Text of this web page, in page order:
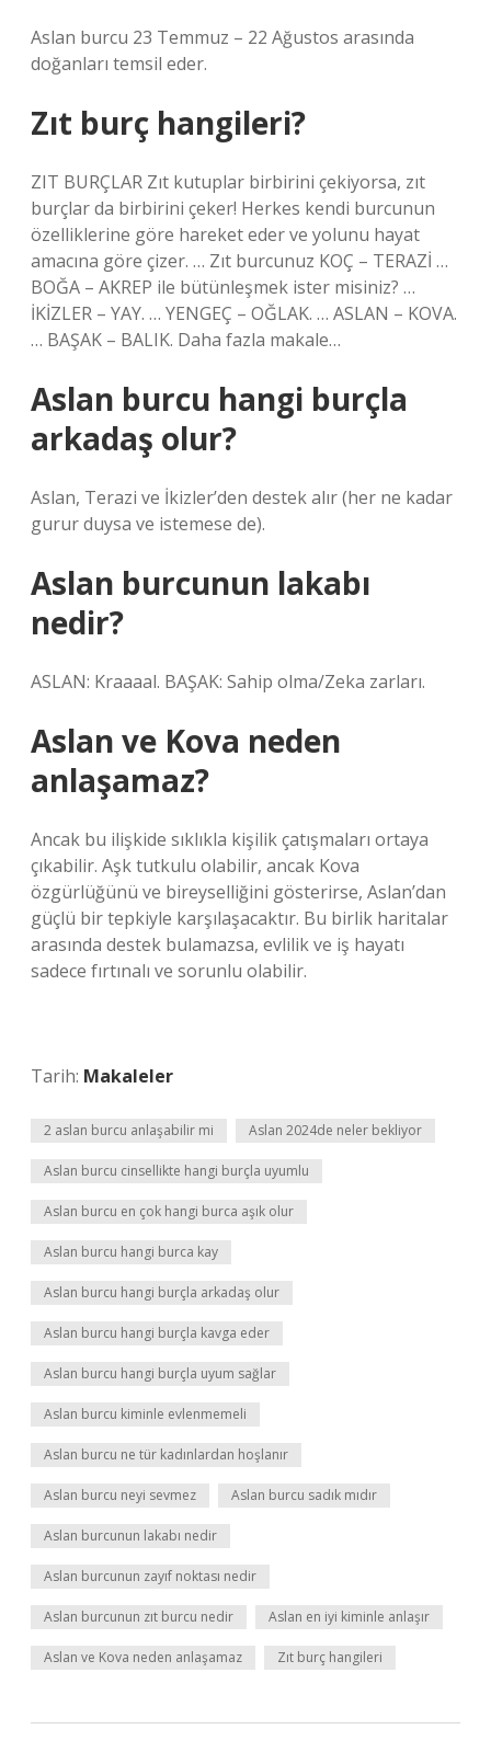
Aslan burcu 23 Temmuz – 22 Ağustos arasında
doğanları temsil eder.
Zıt burç hangileri?
ZIT BURÇLAR Zıt kutuplar birbirini çekiyorsa, zıt
burçlar da birbirini çeker! Herkes kendi burcunun
özelliklerine göre hareket eder ve yolunu hayat
amacına göre çizer. … Zıt burcunuz KOÇ – TERAZİ …
BOĞA – AKREP ile bütünleşmek ister misiniz? …
İKİZLER – YAY. … YENGEÇ – OĞLAK. … ASLAN – KOVA.
… BAŞAK – BALIK. Daha fazla makale…
Aslan burcu hangi burçla
arkadaş olur?
Aslan, Terazi ve İkizler’den destek alır (her ne kadar
gurur duysa ve istemese de).
Aslan burcunun lakabı
nedir?
ASLAN: Kraaaal. BAŞAK: Sahip olma/Zeka zarları.
Aslan ve Kova neden
anlaşamaz?
Ancak bu ilişkide sıklıkla kişilik çatışmaları ortaya
çıkabilir. Aşk tutkulu olabilir, ancak Kova
özgürlüğünü ve bireyselliğini gösterirse, Aslan’dan
güçlü bir tepkiyle karşılaşacaktır. Bu birlik haritalar
arasında destek bulamazsa, evlilik ve iş hayatı
sadece fırtınalı ve sorunlu olabilir.
Tarih: Makaleler
2 aslan burcu anlaşabilir mi Aslan 2024de neler bekliyor
Aslan burcu cinsellikte hangi burçla uyumlu
Aslan burcu en çok hangi burca aşık olur
Aslan burcu hangi burca kay
Aslan burcu hangi burçla arkadaş olur
Aslan burcu hangi burçla kavga eder
Aslan burcu hangi burçla uyum sağlar
Aslan burcu kiminle evlenmemeli
Aslan burcu ne tür kadınlardan hoşlanır
Aslan burcu neyi sevmez Aslan burcu sadık mıdır
Aslan burcunun lakabı nedir
Aslan burcunun zayıf noktası nedir
Aslan burcunun zıt burcu nedir Aslan en iyi kiminle anlaşır
Aslan ve Kova neden anlaşamaz Zıt burç hangileri